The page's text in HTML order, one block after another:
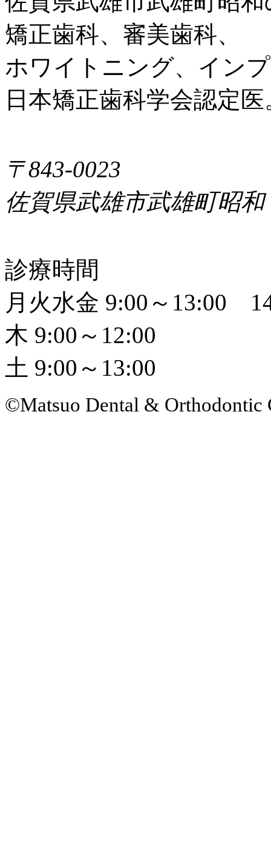
矯正歯科、審美歯科、
ホワイトニング、イン
日本矯正歯科学会認定
〒843-0023
佐賀県武雄市武雄町昭
診療時間
月火水金 9:00～13:00
木 9:00～12:00
土 9:00～13:00
©Matsuo Dental & Orthodontic